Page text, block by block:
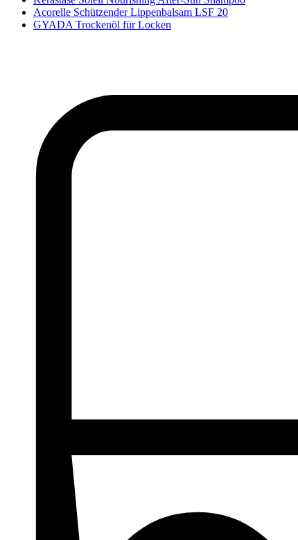
Acorelle Schützender Lippenbalsam LSF 20
GYADA Trockenöl für Locken